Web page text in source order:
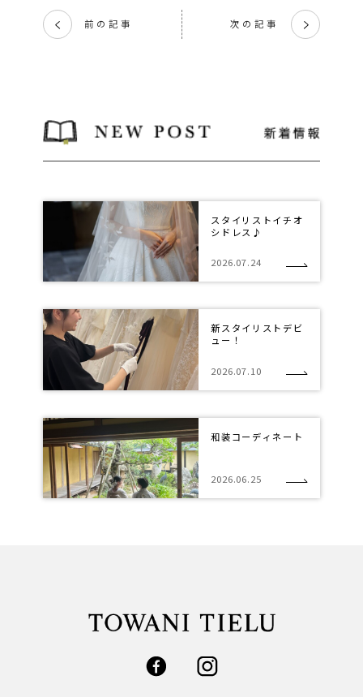
く 前の記事 次の記事 く
スタイリストイチオ
シドレス♪
2026.07.24
新スタイリストデビ
ュー！
2026.07.10
和装コーディネート
2026.06.25